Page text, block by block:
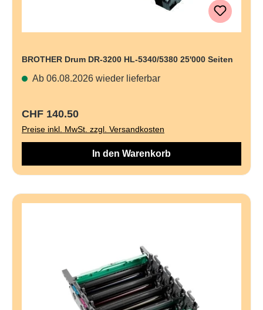
BROTHER Drum DR-3200 HL-5340/5380 25'000 Seiten
Ab 06.08.2026 wieder lieferbar
Regulärer Preis:
CHF 140.50
Preise inkl. MwSt. zzgl. Versandkosten
In den Warenkorb